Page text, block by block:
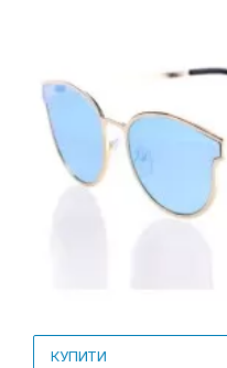
КУПИТИ